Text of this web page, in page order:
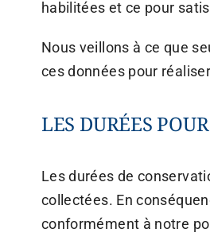
habilitées et ce pour
Nous veillons à ce que
ces données pour
LES DURÉES
Les durées de
collectées. En
conformément à notre